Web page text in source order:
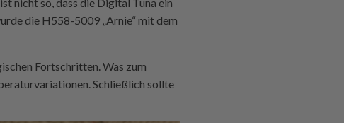
die H558-5009 „Arnie“ mit dem
Fortschritten. Was zum
Schließlich sollte